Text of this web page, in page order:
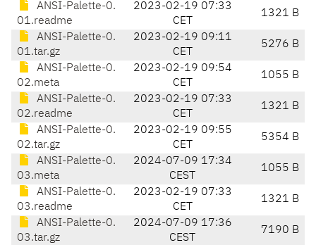
ANSI-Palette-0.
01.readme
2023-02-19 07:33
CET
1321 B
ANSI-Palette-0.
01.tar.gz
2023-02-19 09:11
CET
5276 B
ANSI-Palette-0.
02.meta
2023-02-19 09:54
CET
1055 B
ANSI-Palette-0.
02.readme
2023-02-19 07:33
CET
1321 B
ANSI-Palette-0.
02.tar.gz
2023-02-19 09:55
CET
5354 B
ANSI-Palette-0.
03.meta
2024-07-09 17:34
CEST
1055 B
ANSI-Palette-0.
03.readme
2023-02-19 07:33
CET
1321 B
ANSI-Palette-0.
03.tar.gz
2024-07-09 17:36
CEST
7190 B